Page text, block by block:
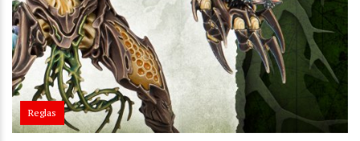
Reglas